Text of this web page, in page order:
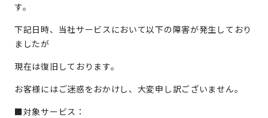
す。
下記日時、当社サービスにおいて以下の障害が発生しており
ましたが
現在は復旧しております。
お客様にはご迷惑をおかけし、大変申し訳ございません。
■対象サービス：